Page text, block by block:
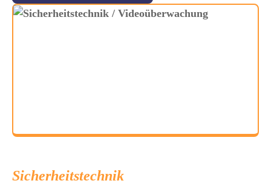
Sicherheitstechnik